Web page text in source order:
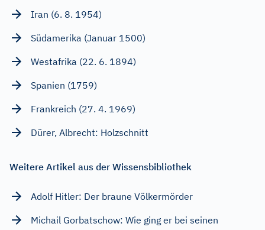
Iran (6. 8. 1954)
Südamerika (Januar 1500)
Westafrika (22. 6. 1894)
Spanien (1759)
Frankreich (27. 4. 1969)
Dürer, Albrecht: Holzschnitt
Weitere Artikel aus der Wissensbibliothek
Adolf Hitler: Der braune Völkermörder
Michail Gorbatschow: Wie ging er bei seinen